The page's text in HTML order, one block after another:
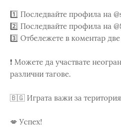
1️⃣ Последвайте профила на
2️⃣ Последвайте профила на
3️⃣ Отбележете в коментар
❗ Можете да участвате
различни тагове.
🇧🇬 Играта важи за
💋 Успех!